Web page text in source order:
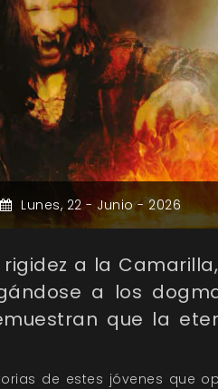
Lunes, 22 - Junio -2026
a la
a los
que la
de estes jóvenes que